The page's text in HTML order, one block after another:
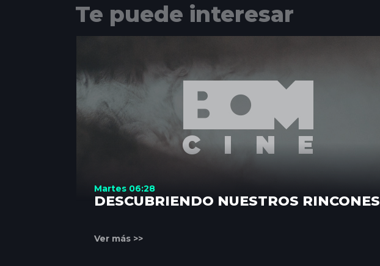
Te puede interesar
Martes 06:28
DESCUBRIENDO NUESTROS RINCONES
Ver más >>